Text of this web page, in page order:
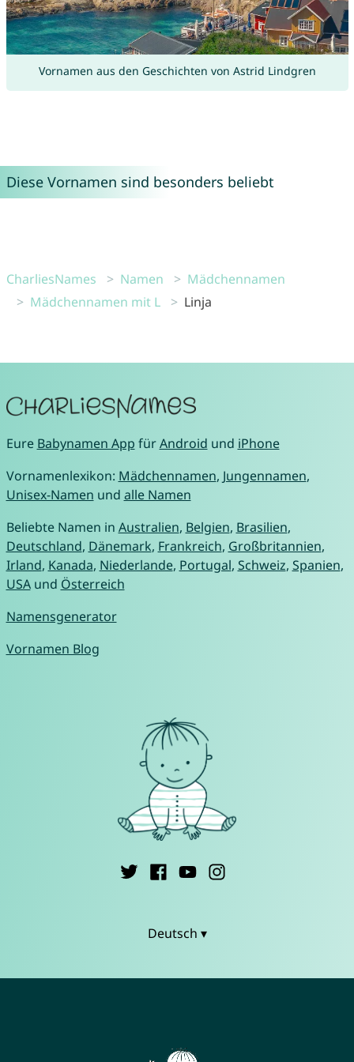
Vornamen aus den Geschichten von Astrid Lindgren
Diese Vornamen sind besonders beliebt
CharliesNames Namen
Mädchennamen
Mädchennamen mit L
Linja
Eure Babynamen App fürAndroid und iPhone
Vornamenlexikon: Mädchennamen, Jungennamen,
Unisex-Namen und alle Namen
Beliebte Namen in Australien, Belgien, Brasilien,
Deutschland, Dänemark, Frankreich, Großbritannien,
Irland, Kanada, Niederlande, Portugal, Schweiz, Spanien,
USAund Österreich
Namensgenerator
Vornamen Blog
Deutsch ▾